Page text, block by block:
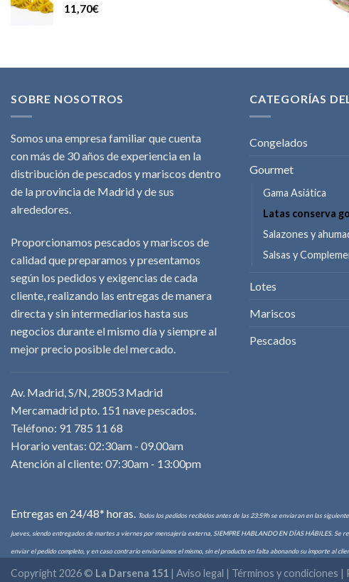
11,70€
SOBRE NOSOTROS
Somos una empresa familiar que cuenta
con más de 30 años de experiencia en la
distribución de pescados y mariscos dentro
de la provincia de Madrid y de sus
alrededores.
Proporcionamos pescados y mariscos de
calidad que preparamos y presentamos
según los pedidos y exigencias de cada
cliente, realizando las entregas de manera
directa y sin intermediarios hasta sus
negocios durante el mismo día y siempre al
mejor precio posible del mercado.
Av. Madrid, S/N, 28053 Madrid
Mercamadrid pto. 151 nave pescados.
Teléfono: 91 785 11 68
Horario ventas: 02:30am - 09.00am
Atención al cliente: 07:30am - 13:00pm
CATEGORÍAS
Congelados
Gourmet
Gama Asiática
Latas conserva
Salazones y
Salsas y
Lotes
Mariscos
Pescados
Entregas en 24/48* horas. Todos los pedidos recibidos antes de las 23:59h se enviaran en las
jueves, siendo entregados de martes a viernes por mensajería externa, SIEMPRE HABLANDO EN DÍAS HÁBILES.
enviar el pedido completo, y en caso contrario enviaríamos el mismo, sin el producto en falta abonando su importe al
Copyright 2026 © La Darsena 151 | Aviso legal | Términos y condiciones |